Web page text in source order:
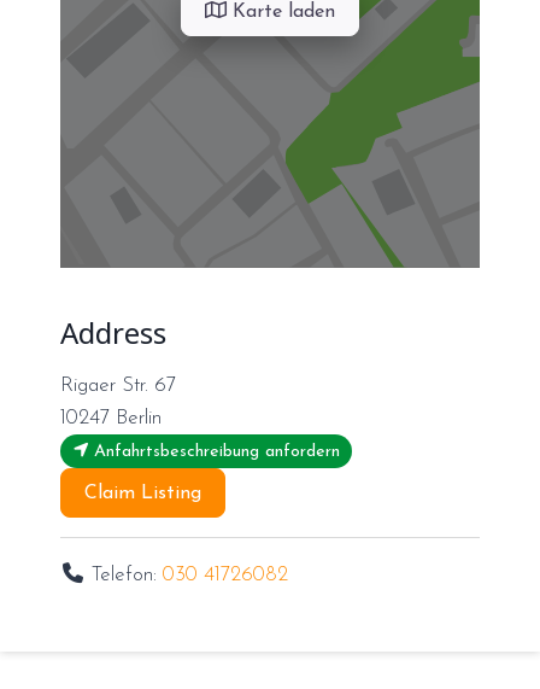
Karte laden
Address
Rigaer Str. 67
10247 Berlin
Anfahrtsbeschreibung anfordern
Claim Listing
Telefon:030 41726082